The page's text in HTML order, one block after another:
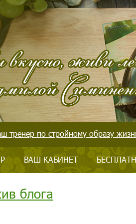
тренер по стройному образу
ВАШ КАБИНЕТ
блога